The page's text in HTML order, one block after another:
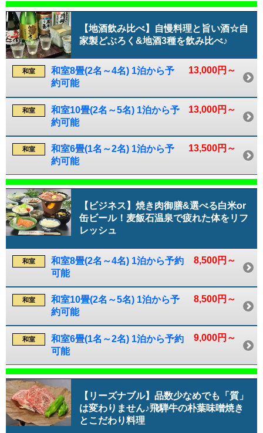
【地酒飲み比べ】自慢料理と旨い酒☆自
家製どぶろく&地酒3種を飲み比べ♪
13,000円～
和室
和室8畳(2名～4名) 1泊から予
約可能
13,000円～
和室
和室10畳(2名～5名) 1泊から予
約可能
13,500円～
和室
和室6畳(1名～2名) 1泊から予
約可能
【ビジネス】焼き肉御膳&選べる白米or
缶ビール！麦飯石温泉で疲れた体をリフ
レッシュ
8,500円～
和室
和室8畳(2名～4名) 1泊から予約
可能
8,500円～
和室
和室10畳(2名～5名) 1泊から予
約可能
9,000円～
和室
和室6畳(1名～2名) 1泊から予約
可能
【リーズナブル】品数少なめでも「質」
は変わりません♪飛騨牛の朴葉味噌焼き
とこだわり料理